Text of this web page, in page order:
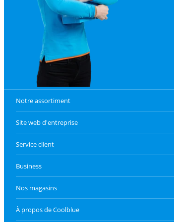
Notre assortiment
Site web d'entreprise
Service client
Business
Nos magasins
À propos de Coolblue